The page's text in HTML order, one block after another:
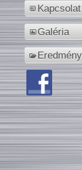
Kapcsolat
Galéria